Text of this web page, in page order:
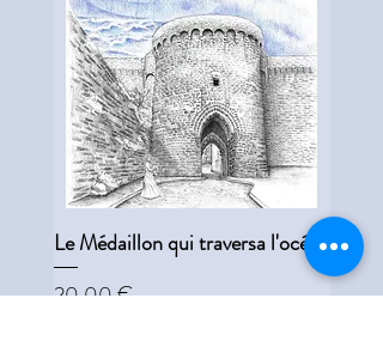
Le Médaillon qui traversa l'océan
Prix
20,00 €
Les
Prix
20,00